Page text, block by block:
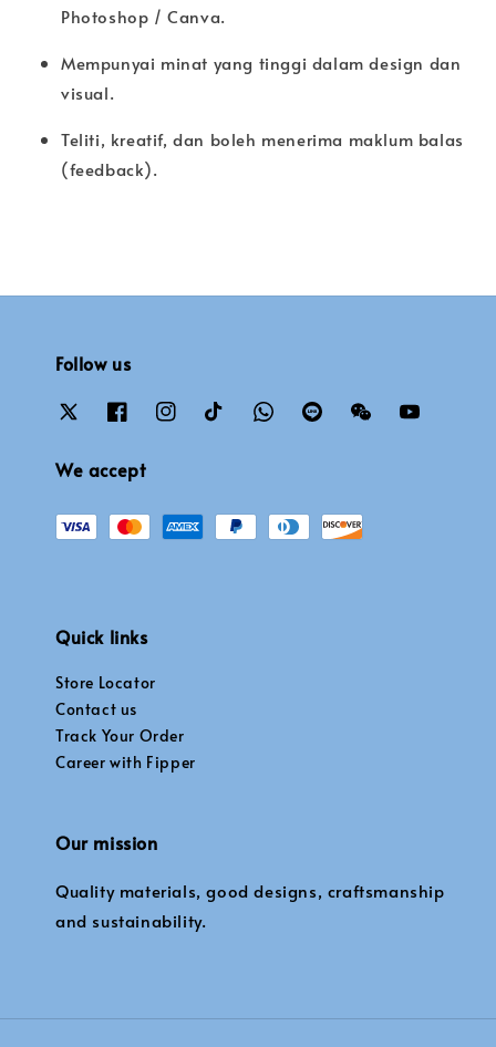
Photoshop / Canva.
Mempunyai minat yang tinggi dalam design dan
visual.
Teliti, kreatif, dan boleh menerima maklum balas
(feedback).
Follow us
We accept
Quick links
Store Locator
Contact us
Track Your Order
Career with Fipper
Our mission
Quality materials, good designs, craftsmanship
and sustainability.